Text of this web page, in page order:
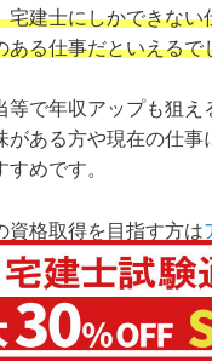
宅建士にしかできない
ある仕事だといえるで
等で年収アップも狙え
がある方や現在の仕事
めです。
資格取得を目指す方は
生の合格率66.26％と
向けのレベルに合わせ